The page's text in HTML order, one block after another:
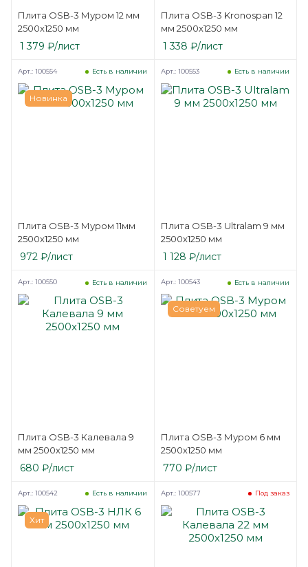
Плита OSB-3 Муром 12 мм
2500х1250 мм
1 379 ₽/лист
Плита OSB-3 Kronospan 12
мм 2500х1250 мм
1 338 ₽/лист
Новинка
Плита OSB-3 Муром 11мм
2500х1250 мм
Есть в наличии
Арт.: 100554
972 ₽/лист
Плита OSB-3 Ultralam 9 мм
2500х1250 мм
Есть в наличии
Арт.: 100553
1 128 ₽/лист
Плита OSB-3 Калевала 9
мм 2500х1250 мм
Есть в наличии
Арт.: 100550
680 ₽/лист
Советуем
Плита OSB-3 Муром 6 мм
2500х1250 мм
Есть в наличии
Арт.: 100543
770 ₽/лист
Хит
Есть в наличии
Арт.: 100542 Под заказ
Арт.: 100577